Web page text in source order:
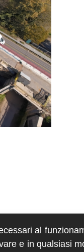
al
e in qualsiasi